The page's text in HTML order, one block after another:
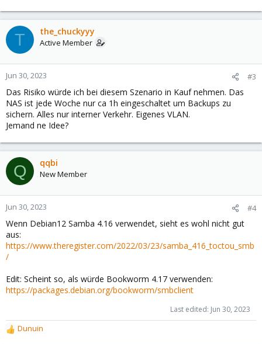
T the_chuckyyy
Active Member
Jun 30, 2023 #3
Das Risiko würde ich bei diesem Szenario in Kauf nehmen. Das
NAS ist jede Woche nur ca 1h eingeschaltet um Backups zu
sichern. Alles nur interner Verkehr. Eigenes VLAN.
Jemand ne Idee?
Q qqbi
New Member
Jun 30, 2023 #4
Wenn Debian12 Samba 4.16 verwendet, sieht es wohl nicht gut
aus:
https://www.theregister.com/2022/03/23/samba_416_toctou_smb
/
Edit: Scheint so, als würde Bookworm 4.17 verwenden:
https://packages.debian.org/bookworm/smbclient
Last edited: Jun 30, 2023
R
Dunuin